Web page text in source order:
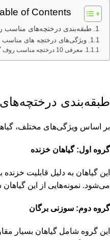
of Contents
طبقه‌بندی درختچه‌های مناسب
ویژگی‌های درختچه‌ های مناسب
معرفی 10 درختچه مناسب روف گاردن
طبقه‌بندی
بر اساس ویژگی‌های مختلف،
گروه اول: گیاهان خزنده
این گیاهان به دلیل قابلیت
می‌شود. نمونه‌هایی از این گیاهان
گروه دوم: سوزنی برگان
این گروه شامل گیاهان بسیار